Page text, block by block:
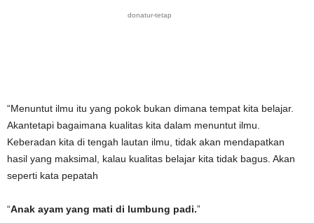
donatur-tetap
“Menuntut ilmu itu yang pokok bukan dimana tempat kita belajar.
Akantetapi bagaimana kualitas kita dalam menuntut ilmu.
Keberadan kita di tengah lautan ilmu, tidak akan mendapatkan
hasil yang maksimal, kalau kualitas belajar kita tidak bagus. Akan
seperti kata pepatah
“Anak ayam yang mati di lumbung padi.”